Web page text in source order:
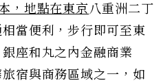
，地點在東京八重洲二丁
當便利，步行即可至東
座和丸之內金融商業
宿與商務區域之一，如